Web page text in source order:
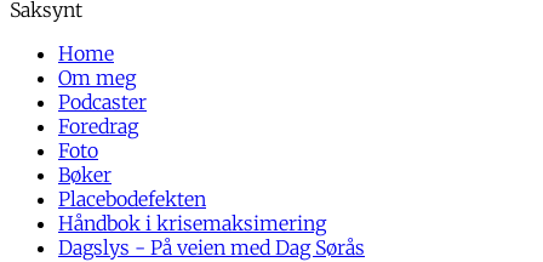
Home
Om meg
Podcaster
Foredrag
Foto
Bøker
Placebodefekten
Håndbok i krisemaksimering
Dagslys - På veien med Dag Sørås